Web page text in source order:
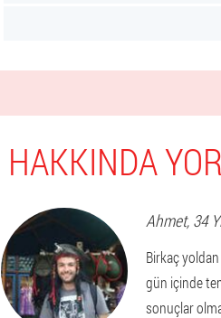
HAKKINDA
Ahmet, 34
Birkaç
gün içinde
sonuçlar